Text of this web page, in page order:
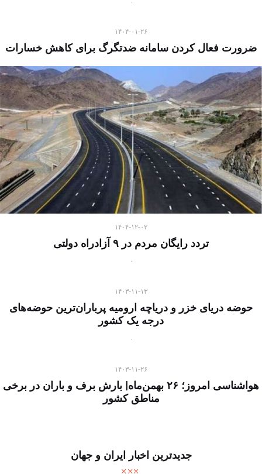
۱۴۰۴-۰۱-۲۶
ضرورت فعال کردن سامانه ضدتگرگ برای کاهش خسارات
۱۴۰۴-۱۲-۰۲
تردد رایگان مردم در ۹ آزادراه دولتی
۱۴۰۳-۱۱-۱۳
حوضه دریای خزر و دریاچه ارومیه پرباران‌ترین حوضه‌های‌
درجه یک کشور
۱۴۰۳-۱۱-۲۶
هواشناسی امروز؛ ۲۶ بهمن‌ماه| بارش برف و باران در برخی
مناطق کشور
جدیدترین اخبار ایران و جهان